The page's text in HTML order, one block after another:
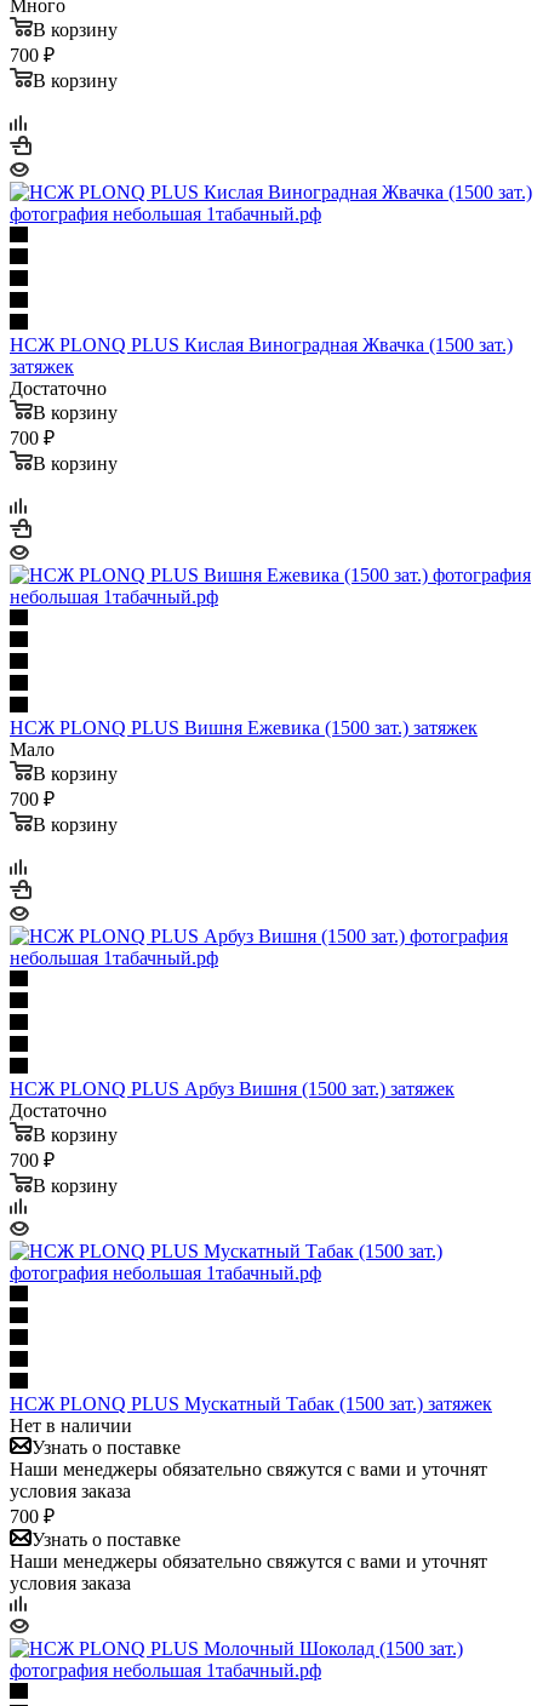
Много
В корзину
700 ₽
В корзину
НСЖ PLONQ PLUS Кислая Виноградная Жвачка (1500 зат.)
затяжек
Достаточно
В корзину
700 ₽
В корзину
НСЖ PLONQ PLUS Вишня Ежевика (1500 зат.) затяжек
Мало
В корзину
700 ₽
В корзину
НСЖ PLONQ PLUS Арбуз Вишня (1500 зат.) затяжек
Достаточно
В корзину
700 ₽
В корзину
НСЖ PLONQ PLUS Мускатный Табак (1500 зат.) затяжек
Нет в наличии
Узнать о поставке
Наши менеджеры обязательно свяжутся с вами и уточнят
условия заказа
700 ₽
Узнать о поставке
Наши менеджеры обязательно свяжутся с вами и уточнят
условия заказа